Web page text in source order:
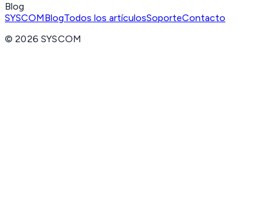
Blog
SYSCOMBlogTodos los artículosSoporteContacto
©2026 SYSCOM